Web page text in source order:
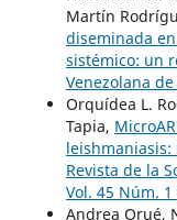
Martín
diseminada
sistémico: un
Venezolana
Orquídea L.
Tapia,
Revista de la
Vol. 45 Núm. 1
Andrea Orué,